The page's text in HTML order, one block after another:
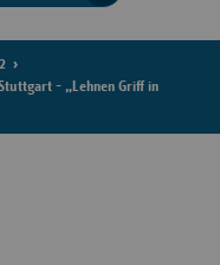
der
- „Lehnen Griff in